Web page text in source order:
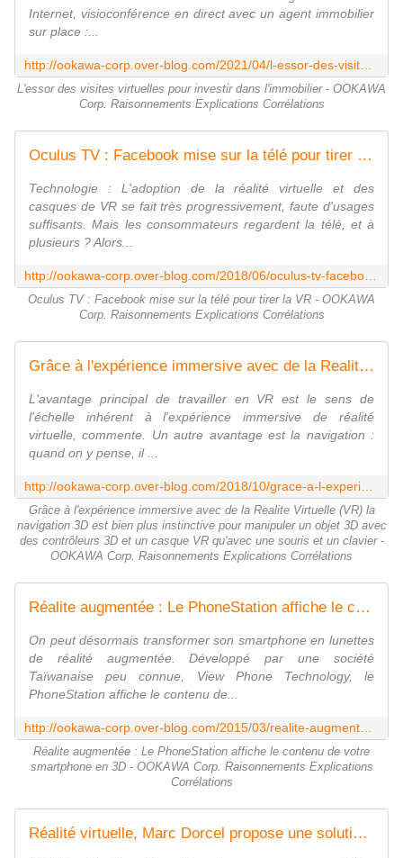
Internet, visioconférence en direct avec un agent immobilier
sur place :...
L'essor des visites virtuelles pour investir dans l'immobilier - OOKAWA
Corp. Raisonnements Explications Corrélations
Oculus TV : Facebook mise sur la télé pour tirer la VR - OOKAWA Corp. Raisonnements Explications Corrélations
Technologie : L'adoption de la réalité virtuelle et des
casques de VR se fait très progressivement, faute d'usages
suffisants. Mais les consommateurs regardent la télé, et à
plusieurs ? Alors...
Oculus TV : Facebook mise sur la télé pour tirer la VR - OOKAWA
Corp. Raisonnements Explications Corrélations
Grâce à l'expérience immersive avec de la Realite Virtuelle (VR) la navigation 3D est bien plus instinctive pour manipuler un objet 3D avec des contrôleurs 3D et un casque VR qu'avec une souris et un clavier - OOKAWA Corp. Raisonnements Explications Corrélations
L'avantage principal de travailler en VR est le sens de
l'échelle inhérent à l'expérience immersive de réalité
virtuelle, commente. Un autre avantage est la navigation :
quand on y pense, il ...
Grâce à l'expérience immersive avec de la Realite Virtuelle (VR) la
navigation 3D est bien plus instinctive pour manipuler un objet 3D avec
des contrôleurs 3D et un casque VR qu'avec une souris et un clavier -
OOKAWA Corp. Raisonnements Explications Corrélations
Réalite augmentée : Le PhoneStation affiche le contenu de votre smartphone en 3D - OOKAWA Corp. Raisonnements Explications Corrélations
On peut désormais transformer son smartphone en lunettes
de réalité augmentée. Développé par une société
Taïwanaise peu connue, View Phone Technology, le
PhoneStation affiche le contenu de...
Réalite augmentée : Le PhoneStation affiche le contenu de votre
smartphone en 3D - OOKAWA Corp. Raisonnements Explications
Corrélations
Réalité virtuelle, Marc Dorcel propose une solution fantasmagorique - OOKAWA Corp. Raisonnements Explications Corrélations